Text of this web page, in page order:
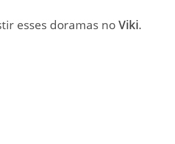
esses doramas noViki.